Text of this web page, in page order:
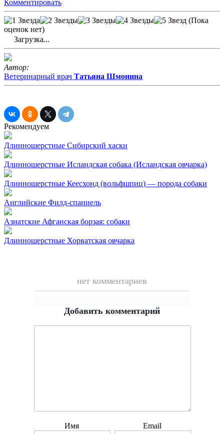
Комментировать
(Пока
оценок нет)
Загрузка...
Автор:
Ветеринарный врач Татьяна Шмонина
Рекомендуем
Длинношерстные Сибирский хаски
Длинношерстные Исландская собака (Исландская овчарка)
Длинношерстные Кеесхонд (вольфшпиц) — порода собаки
Английские Филд-спаниель
Азиатские Афганская борзая: собаки
Длинношерстные Хорватская овчарка
нет комментариев
Добавить комментарий
Имя Email